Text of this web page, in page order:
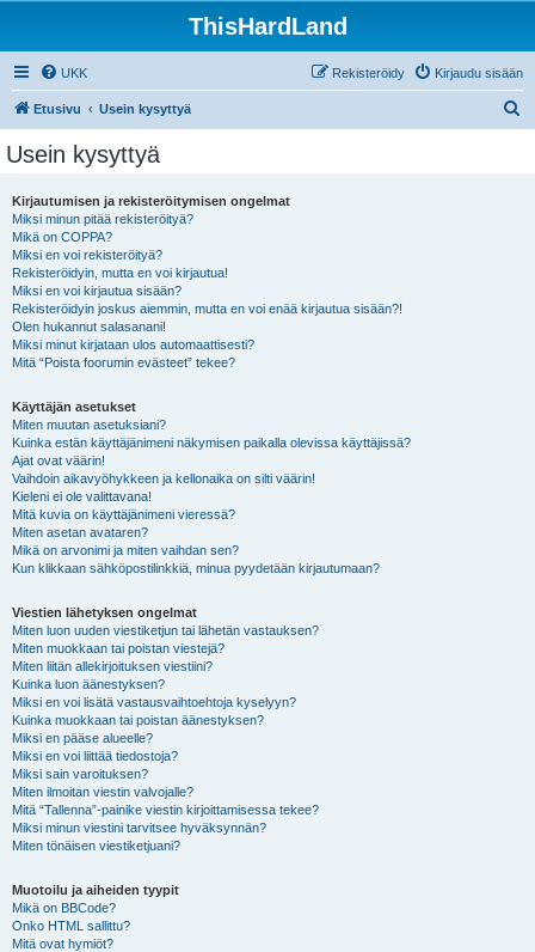
ThisHardLand
UKK Kirjaudu sisään
Rekisteröidy
Etusivu Usein kysyttyä
Usein kysyttyä
Kirjautumisen ja rekisteröitymisen ongelmat
Miksi minun pitää rekisteröityä?
Mikä on COPPA?
Miksi en voi rekisteröityä?
Rekisteröidyin, mutta en voi kirjautua!
Miksi en voi kirjautua sisään?
Rekisteröidyin joskus aiemmin, mutta en voi enää kirjautua sisään?!
Olen hukannut salasanani!
Miksi minut kirjataan ulos automaattisesti?
Mitä “Poista foorumin evästeet” tekee?
Käyttäjän asetukset
Miten muutan asetuksiani?
Kuinka estän käyttäjänimeni näkymisen paikalla olevissa käyttäjissä?
Ajat ovat väärin!
Vaihdoin aikavyöhykkeen ja kellonaika on silti väärin!
Kieleni ei ole valittavana!
Mitä kuvia on käyttäjänimeni vieressä?
Miten asetan avataren?
Mikä on arvonimi ja miten vaihdan sen?
Kun klikkaan sähköpostilinkkiä, minua pyydetään kirjautumaan?
Viestien lähetyksen ongelmat
Miten luon uuden viestiketjun tai lähetän vastauksen?
Miten muokkaan tai poistan viestejä?
Miten liitän allekirjoituksen viestiini?
Kuinka luon äänestyksen?
Miksi en voi lisätä vastausvaihtoehtoja kyselyyn?
Kuinka muokkaan tai poistan äänestyksen?
Miksi en pääse alueelle?
Miksi en voi liittää tiedostoja?
Miksi sain varoituksen?
Miten ilmoitan viestin valvojalle?
Mitä “Tallenna”-painike viestin kirjoittamisessa tekee?
Miksi minun viestini tarvitsee hyväksynnän?
Miten tönäisen viestiketjuani?
Muotoilu ja aiheiden tyypit
Mikä on BBCode?
Onko HTML sallittu?
Mitä ovat hymiöt?